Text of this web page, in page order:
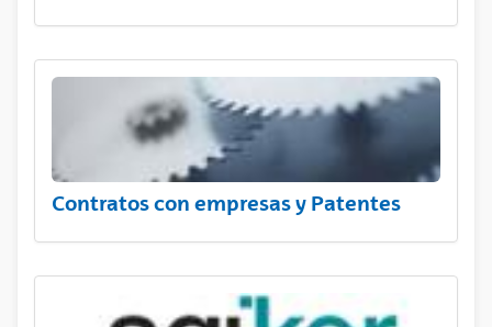
Contratos con empresas y Patentes